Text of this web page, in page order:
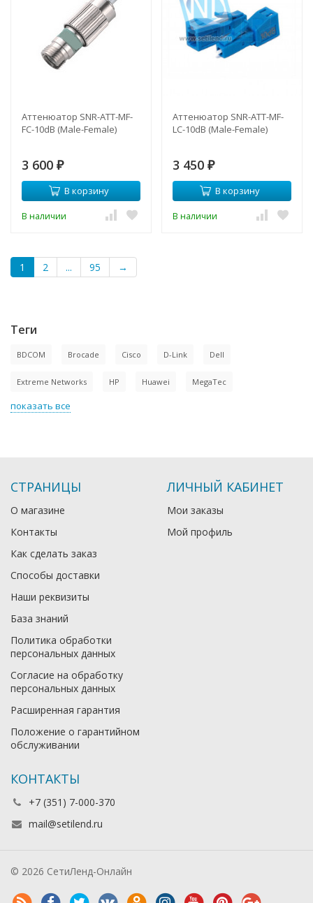
Аттенюатор SNR-ATT-MF-
FC-10dB (Male-Female)
3 600 ₽
В корзину
В наличии
Аттенюатор SNR-ATT-MF-
LC-10dB (Male-Female)
3 450 ₽
В корзину
В наличии
1 2 ... 95 →
Теги
BDCOM Brocade Cisco D-Link Dell
Extreme Networks HP Huawei MegaTec
показать все
СТРАНИЦЫ
О магазине
Контакты
Как сделать заказ
Способы доставки
Наши реквизиты
База знаний
Политика обработки
персональных данных
Согласие на обработку
персональных данных
Расширенная гарантия
Положение о гарантийном
обслуживании
ЛИЧНЫЙ КАБИНЕТ
Мои заказы
Мой профиль
КОНТАКТЫ
+7 (351) 7-000-370
mail@setilend.ru
© 2026 СетиЛенд-Онлайн